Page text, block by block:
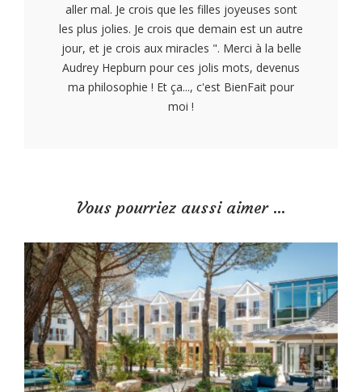
aller mal. Je crois que les filles joyeuses sont
les plus jolies. Je crois que demain est un autre
jour, et je crois aux miracles ". Merci à la belle
Audrey Hepburn pour ces jolis mots, devenus
ma philosophie ! Et ça..., c'est BienFait pour
moi !
Vous pourriez aussi aimer …